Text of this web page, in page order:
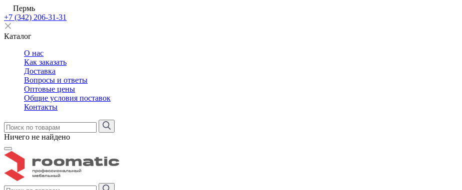
Пермь
+7 (342) 206-31-31
Каталог
О нас
Как заказать
Доставка
Вопросы и ответы
Оптовые цены
Общие условия поставок
Контакты
Ничего не найдено